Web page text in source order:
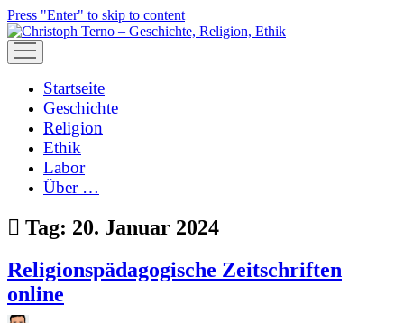
Press "Enter" to skip to content
open
menu
Startseite
Geschichte
Religion
Ethik
Labor
Über …
Tag: 20. Januar 2024
Religionspädagogische Zeitschriften
online